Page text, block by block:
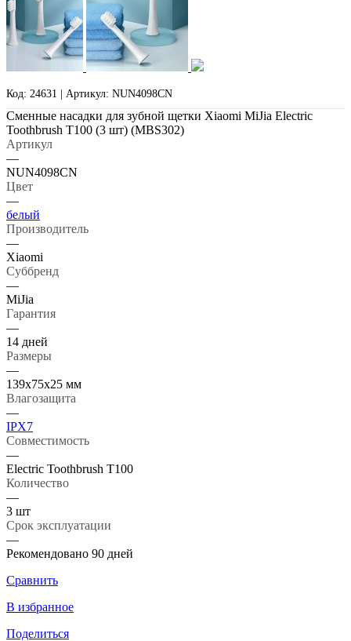
Код: 24631 | Артикул: NUN4098CN
Сменные насадки для зубной щетки Xiaomi MiJia Electric
Toothbrush T100 (3 шт) (MBS302)
Артикул
—
NUN4098CN
Цвет
—
белый
Производитель
—
Xiaomi
Суббренд
—
MiJia
Гарантия
—
14 дней
Размеры
—
139х75х25 мм
Влагозащита
—
IPX7
Совместимость
—
Electric Toothbrush T100
Количество
—
3 шт
Срок эксплуатации
—
Рекомендовано 90 дней
Сравнить
В избранное
Поделиться